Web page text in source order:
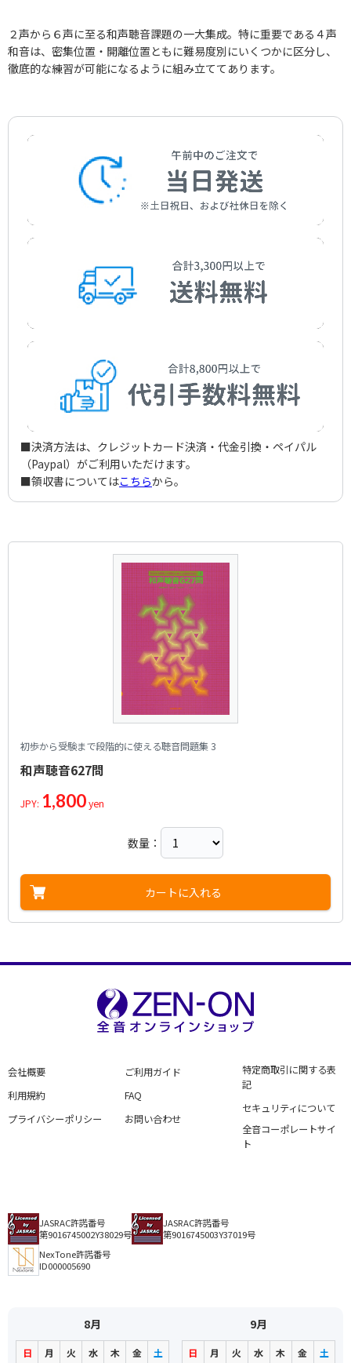
２声から６声に至る和声聴音課題の一大集成。特に重要である４声
和音は、密集位置・開離位置ともに難易度別にいくつかに区分し、
徹底的な練習が可能になるように組み立ててあります。
■決済方法は、クレジットカード決済・代金引換・ペイパル
（Paypal）がご利用いただけます。
■領収書についてはこちらから。
初歩から受験まで段階的に使える聴音問題集 3
和声聴音627問
JPY: 1,800yen
数量：
カートに入れる
会社概要
利用規約
プライバシーポリシー
ご利用ガイド
FAQ
お問い合わせ
特定商取引に関する表
記
セキュリティについて
全音コーポレートサイ
ト
JASRAC許諾番号
第9016745002Y38029号
JASRAC許諾番号
第9016745003Y37019号
NexTone許諾番号
ID000005690
8月
日 月 火 水 木 金 土
9月
日 月 火 水 木 金 土